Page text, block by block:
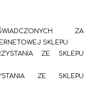
ZA
SKLEPU
ZE SKLEPU
ZE SKLEPU